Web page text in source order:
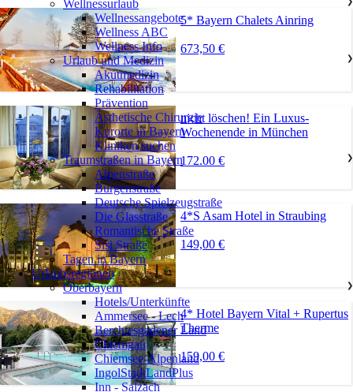
5* Bayern Chalets Ainring
673,50 €
nicht löschen! Ein Luxus-
Wochenende in München
172.00 €
4*S Asam Hotel in Straubing
149,00 €
4* Hotel Bayern Vital + Rupertus
Therme
159,00 €
Wellnessurlaub
Wellnessangebote
Wellness ABC
Wellness Info
Urlaub und Medizin
❯
Akutmedizin
Rehabilitation
Prävention
Ästhetische Chirurgie
Kurorte in Bayern
Kliniken suchen
Traumstraßen in Bayern
❯
Alpenstraße
Burgenstraße
Deutsche Spielzeugstraße
Die Glasstraße
Romantische Straße
Sisi Straße
Tagen in Bayern
Urlaubsregionen
Oberbayern
❯
Hotels/Unterkünfte
Ammersee - Lech
Berchtesgadener Land
Chiemgau
Chiemsee-Alpenland
IngolStadtLandPlus
Inn - Salzach